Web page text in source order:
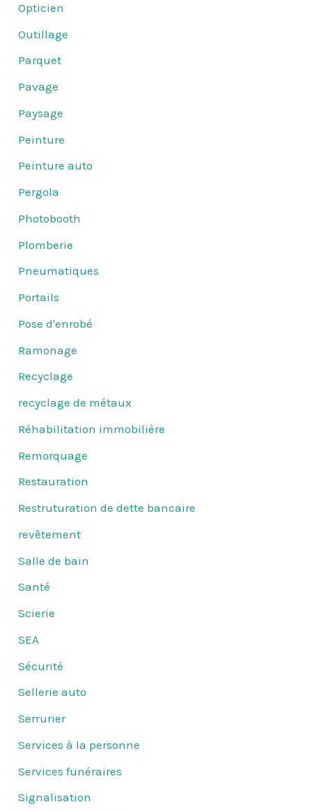
Opticien
Outillage
Parquet
Pavage
Paysage
Peinture
Peinture auto
Pergola
Photobooth
Plomberie
Pneumatiques
Portails
Pose d'enrobé
Ramonage
Recyclage
recyclage de métaux
Réhabilitation immobilière
Remorquage
Restauration
Restruturation de dette bancaire
revêtement
Salle de bain
Santé
Scierie
SEA
Sécurité
Sellerie auto
Serrurier
Services à la personne
Services funéraires
Signalisation